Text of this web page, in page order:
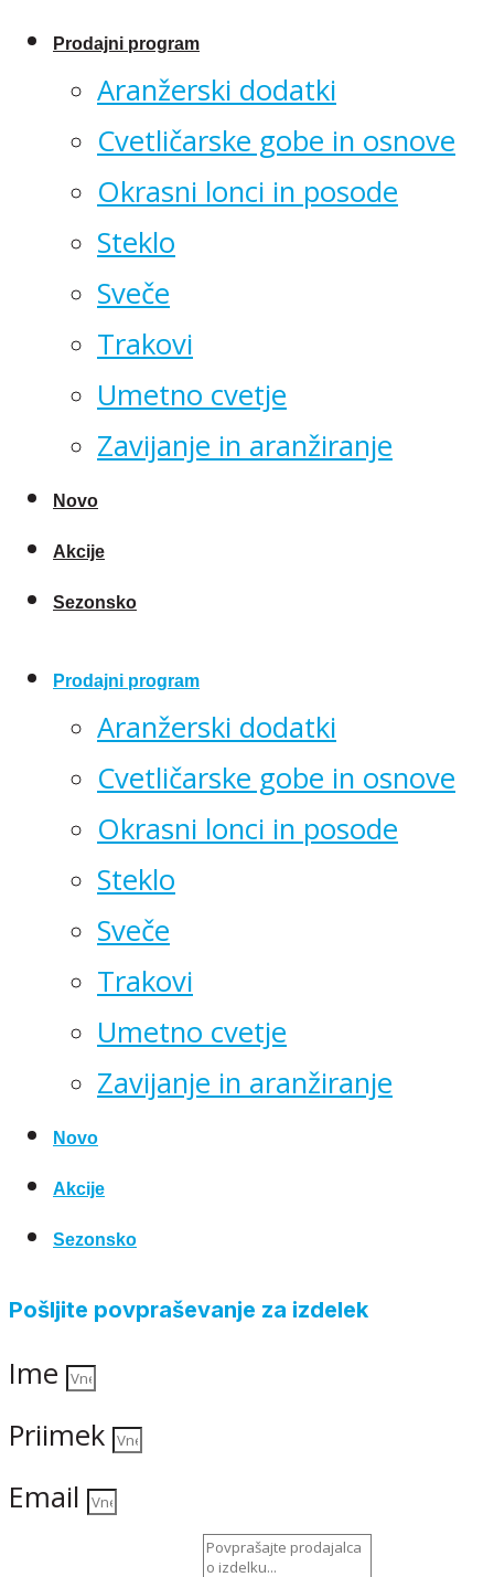
Prodajni program
Aranžerski dodatki
Cvetličarske gobe in osnove
Okrasni lonci in posode
Steklo
Sveče
Trakovi
Umetno cvetje
Zavijanje in aranžiranje
Novo
Akcije
Sezonsko
Prodajni program
Aranžerski dodatki
Cvetličarske gobe in osnove
Okrasni lonci in posode
Steklo
Sveče
Trakovi
Umetno cvetje
Zavijanje in aranžiranje
Novo
Akcije
Sezonsko
Pošljite povpraševanje za izdelek
Ime
Priimek
Email